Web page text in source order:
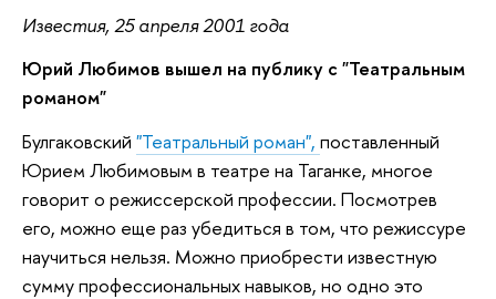
Известия, 25 апреля 2001 года
Юрий Любимов вышел на публику с "Театральным
романом"
Булгаковский "Театральный роман", поставленный
Юрием Любимовым в театре на Таганке, многое
говорит о режиссерской профессии. Посмотрев
его, можно еще раз убедиться в том, что режиссуре
научиться нельзя. Можно приобрести известную
сумму профессиональных навыков, но одно это